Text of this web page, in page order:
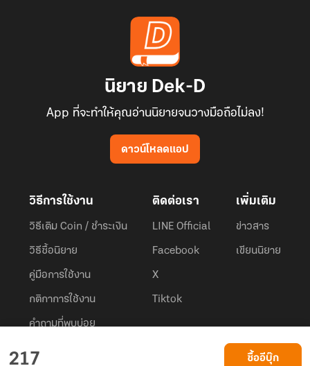
217 ซื้ออีบุ๊ก
นิยาย Dek-D
App ที่จะทำให้คุณอ่านนิยายจนวางมือถือไม่ลง!
ดาวน์โหลดแอป
วิธีการใช้งาน
วิธีเติม Coin / ชำระเงิน
วิธีซื้อนิยาย
คู่มือการใช้งาน
กติกาการใช้งาน
คำถามที่พบบ่อย
ติดต่อเรา
LINE Official
Facebook
X
Tiktok
เพิ่มเติม
ข่าวสาร
เขียนนิยาย
Dek-D.com ใช้คุกกี้เพื่อพัฒนาประสบการณ์ของ ผู้ใช้ให้ดียิ่งขึ้น
ยอมรับ